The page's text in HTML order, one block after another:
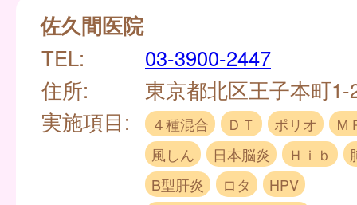
佐久間医院
TEL:
03-3900-2447
住所:
東京都北区王子本町
実施項目:
４種混合 ＤＴ ポリオ
Ｍ
風しん
日本脳炎 Ｈｉｂ
B型肝炎
ロタ
HPV